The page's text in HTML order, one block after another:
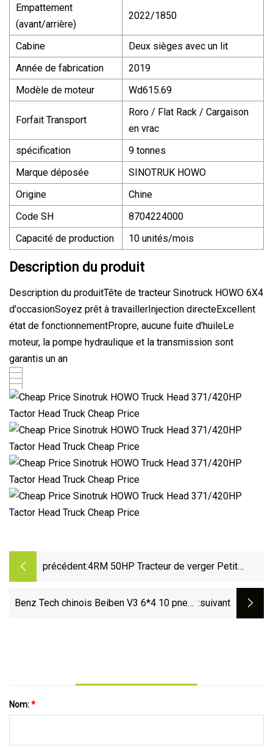
Empattement
(avant/arrière)
2022/1850
Cabine
Deux sièges avec un lit
Année de fabrication
2019
Modèle de moteur
Wd615.69
Forfait Transport
Roro / Flat Rack / Cargaison
en vrac
spécification
9 tonnes
Marque déposée
SINOTRUK HOWO
Origine
Chine
Code SH
8704224000
Capacité de production
10 unités/mois
Description du produit
Description du produitTête de tracteur Sinotruck HOWO 6X4
d'occasionSoyez prêt à travaillerInjection directeExcellent
état de fonctionnementPropre, aucune fuite d'huileLe
moteur, la pompe hydraulique et la transmission sont
garantis un an
précédent:4RM 50HP Tracteur de verger Petit
de jardin Tracteur de marche Mini tracteur
Benz Tech chinois Beiben V3 6*4 10 pneus :suivant
Nom:*